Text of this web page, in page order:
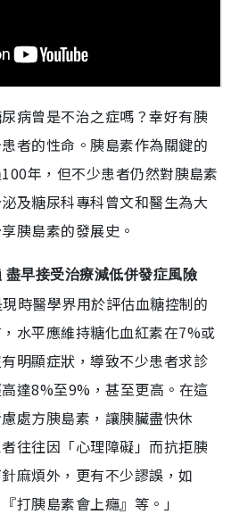
病曾是不治之症嗎？幸好有胰
者的性命。胰島素作為關鍵的
年，但不少患者仍然對胰島素
及糖尿科專科曾文和醫生為大
胰島素的發展史。
盡早接受治療減低併發症風險
時醫學界用於評估血糖控制的
，水平應維持糖化血紅素在7%或
明顯症狀，導致不少患者求診
達8%至9%，甚至更高。在這
處方胰島素，讓胰臟盡快休
往往因「心理障礙」而抗拒胰
麻煩外，更有不少謬誤，如
打胰島素會上癮』等。」